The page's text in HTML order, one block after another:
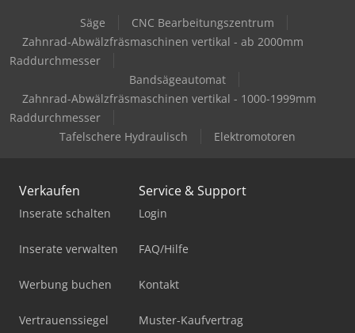
Säge
CNC Bearbeitungszentrum
Zahnrad-Abwälzfräsmaschinen vertikal - ab 2000mm
Raddurchmesser
Bandsägeautomat
Zahnrad-Abwälzfräsmaschinen vertikal - 1000-1999mm
Raddurchmesser
Tafelschere Hydraulisch
Elektromotoren
Verkaufen
Inserate schalten
Inserate verwalten
Werbung buchen
Vertrauenssiegel
Service & Support
Login
FAQ/Hilfe
Kontakt
Muster-Kaufvertrag